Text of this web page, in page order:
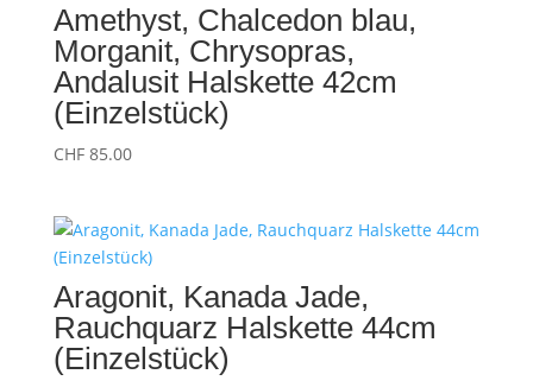
Amethyst, Chalcedon blau,
Morganit, Chrysopras,
Andalusit Halskette 42cm
(Einzelstück)
CHF85.00
Aragonit, Kanada Jade,
Rauchquarz Halskette 44cm
(Einzelstück)